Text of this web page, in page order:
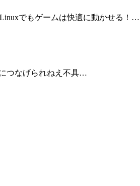
でもゲームは快適に動かせる！…
つなげられねえ不具…